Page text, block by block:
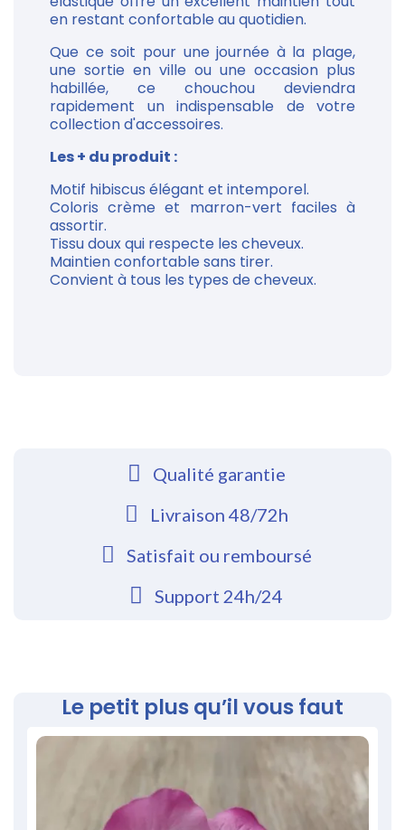
en restant confortable au quotidien.
Que ce soit pour une journée à la plage,
une sortie en ville ou une occasion plus
habillée, ce chouchou deviendra
rapidement un indispensable de votre
collection d'accessoires.
Les + du produit :
Motif hibiscus élégant et intemporel.
Coloris crème et marron-vert faciles à
assortir.
Tissu doux qui respecte les cheveux.
Maintien confortable sans tirer.
Convient à tous les types de cheveux.
Qualité garantie
Livraison 48/72h
Satisfait ou remboursé
Support 24h/24
Le petit plus qu’il vous faut